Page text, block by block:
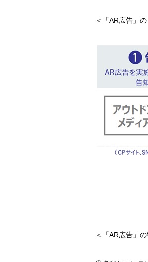
＜「AR広告」の
＜「AR広告」の